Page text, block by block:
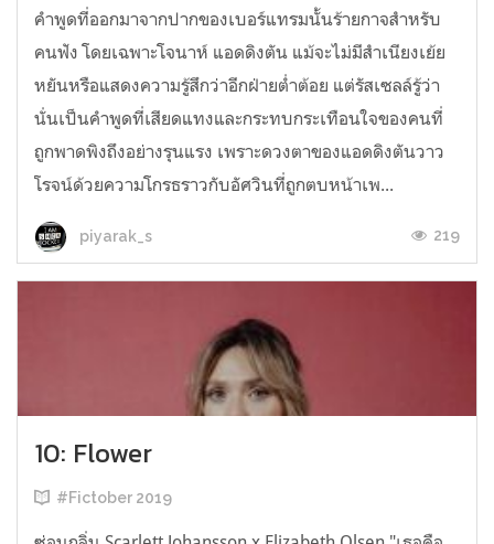
คำพูดที่ออกมาจากปากของเบอร์แทรมนั้นร้ายกาจสำหรับ
คนฟัง โดยเฉพาะโจนาห์ แอดดิงตัน แม้จะไม่มีสำเนียงเย้ย
หยันหรือแสดงความรู้สึกว่าอีกฝ่ายต่ำต้อย แต่รัสเซลล์รู้ว่า
นั่นเป็นคำพูดที่เสียดแทงและกระทบกระเทือนใจของคนที่
ถูกพาดพิงถึงอย่างรุนแรง เพราะดวงตาของแอดดิงตันวาว
โรจน์ด้วยความโกรธราวกับอัศวินที่ถูกตบหน้าเพ...
piyarak_s 219
10: Flower
#Fictober 2019